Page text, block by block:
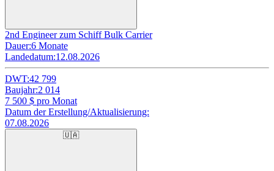
2nd Engineer zum Schiff Bulk Carrier
Dauer:6 Monate
Landedatum:12.08.2026
DWT:42 799
Baujahr:2 014
7 500 $ pro Monat
Datum der Erstellung/Aktualisierung:
07.08.2026
🇺🇦